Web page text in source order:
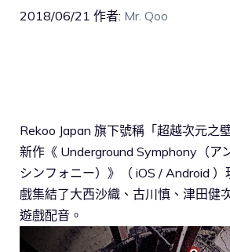
2018/06/21 作者: Mr. Qoo
Rekoo Japan 旗下號稱「超越次元之
新作《 Underground Symphony（ア
シンフォニー）》（ iOS / Android
戲集結了大西沙織、古川慎、津田健
遊戲配音。